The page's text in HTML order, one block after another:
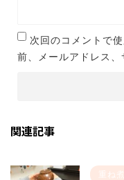
次回のコメントで
前、メールアドレス、
関連記事
重ね